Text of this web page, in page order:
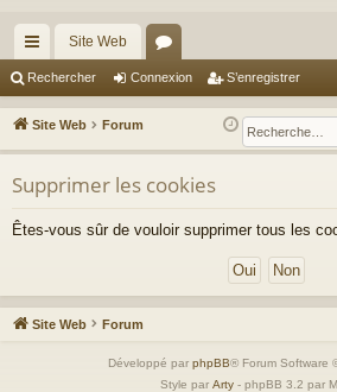
cc
ès
ra
pi
Site Web
or
u
m
s
Rechercher Connexion S’enregistrer
Site Web Forum
Supprimer les cookies
Êtes-vous sûr de vouloir supprimer tous les
Site Web Forum
Développé par phpBB® Forum Software
Style par Arty - phpBB 3.2 par